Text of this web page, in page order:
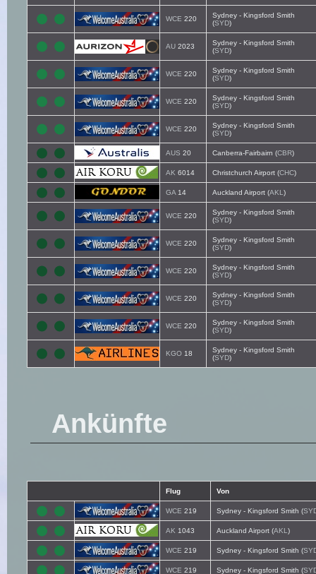
WCE 220
Sydney - Kingsford Smith
(SYD)
AU 2023
Sydney - Kingsford Smith
(SYD)
WCE 220
Sydney - Kingsford Smith
(SYD)
WCE 220
Sydney - Kingsford Smith
(SYD)
WCE 220
Sydney - Kingsford Smith
(SYD)
AUS 20 Canberra-Fairbairn (CBR)
AK 6014 Christchurch Airport (CHC)
GA 14 Auckland Airport (AKL )
WCE 220
Sydney - Kingsford Smith
(SYD)
WCE 220
Sydney - Kingsford Smith
(SYD)
WCE 220
Sydney - Kingsford Smith
(SYD)
WCE 220
Sydney - Kingsford Smith
(SYD)
WCE 220
Sydney - Kingsford Smith
(SYD)
KGO 18
Sydney - Kingsford Smith
(SYD)
Ankünfte
Flug Von
WCE 219 Sydney - Kingsford Smith (
AK 1043 Auckland Airport (AKL )
WCE 219 Sydney - Kingsford Smith (
WCE 219 Sydney - Kingsford Smith (